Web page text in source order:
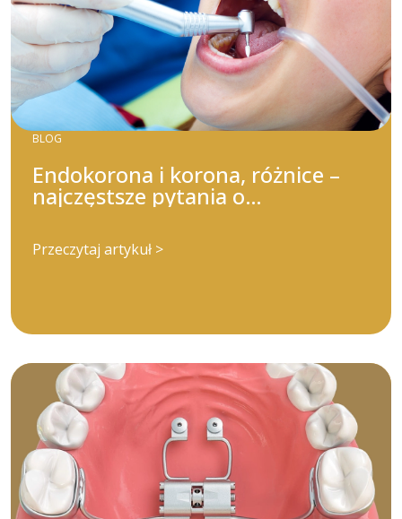
BLOG
Endokorona i korona, różnice –
najczęstsze pytania o
Przeczytaj artykuł >